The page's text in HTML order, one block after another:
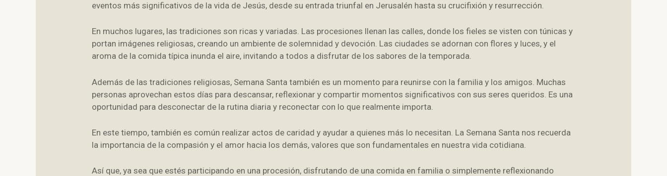
eventos más significativos de la vida de Jesús, desde su entrada triunfal en Jerusalén hasta su crucifixión y resurrección.
En muchos lugares, las tradiciones son ricas y variadas. Las procesiones llenan las calles, donde los fieles se visten con túnicas y
portan imágenes religiosas, creando un ambiente de solemnidad y devoción. Las ciudades se adornan con flores y luces, y el
aroma de la comida típica inunda el aire, invitando a todos a disfrutar de los sabores de la temporada.
Además de las tradiciones religiosas, Semana Santa también es un momento para reunirse con la familia y los amigos. Muchas
personas aprovechan estos días para descansar, reflexionar y compartir momentos significativos con sus seres queridos. Es una
oportunidad para desconectar de la rutina diaria y reconectar con lo que realmente importa.
En este tiempo, también es común realizar actos de caridad y ayudar a quienes más lo necesitan. La Semana Santa nos recuerda
la importancia de la compasión y el amor hacia los demás, valores que son fundamentales en nuestra vida cotidiana.
Así que, ya sea que estés participando en una procesión, disfrutando de una comida en familia o simplemente reflexionando